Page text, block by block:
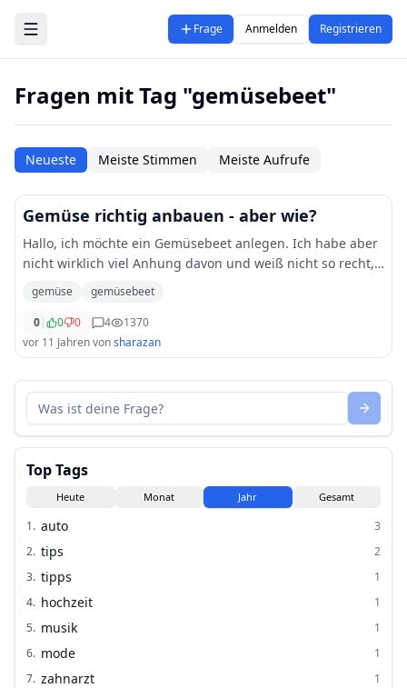
Zum Hauptinhalt springen
Frage Anmelden Registrieren
Fragen mit Tag "gemüsebeet"
Neueste Meiste Stimmen Meiste Aufrufe
Gemüse richtig anbauen - aber wie?
Hallo, ich möchte ein Gemüsebeet anlegen. Ich habe aber
nicht wirklich viel Anhung davon und weiß nicht so recht,
wo ich anfangen soll? Kann mir jemand weiterhelfen?
gemüse
gemüsebeet
0| 0 0 4
1370
vor 11 Jahrenvonsharazan
Top Tags
Heute Monat Jahr Gesamt
1. auto
3
2. tips
2
3. tipps
1
4. hochzeit
1
5. musik
1
6. mode
1
7. zahnarzt
1